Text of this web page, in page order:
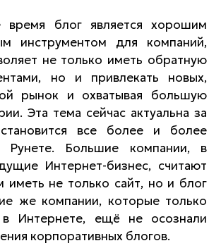
info@lred.ru
Все контакты
время блог является хорошим
инструментом для компаний,
не только иметь обратную
но и привлекать новых,
рынок и охватывая большую
Эта тема сейчас актуальна за
все более и более
Рунете. Большие компании, в
Интернет-бизнес, считают
иметь не только сайт, но и блог
же компании, которые только
в Интернете, ещё не осознали
корпоративных блогов.